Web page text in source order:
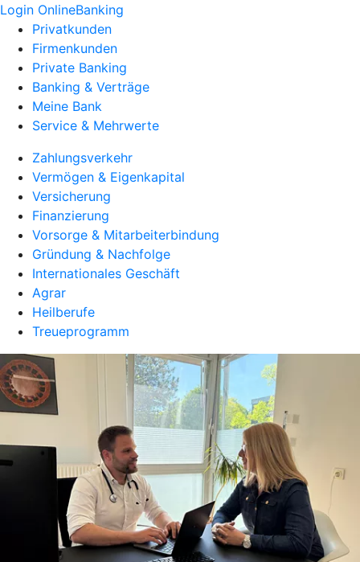
Login OnlineBanking
Privatkunden
Firmenkunden
Private Banking
Banking & Verträge
Meine Bank
Service & Mehrwerte
Zahlungsverkehr
Vermögen & Eigenkapital
Versicherung
Finanzierung
Vorsorge & Mitarbeiterbindung
Gründung & Nachfolge
Internationales Geschäft
Agrar
Heilberufe
Treueprogramm